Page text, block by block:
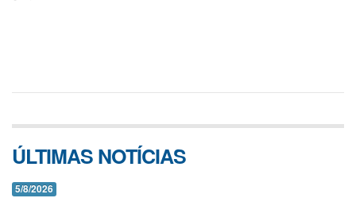
ÚLTIMAS NOTÍCIAS
5/8/2026